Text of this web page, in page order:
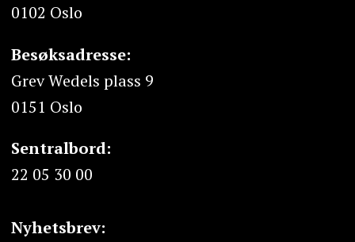
0102 Oslo
Besøksadresse:
Grev Wedels plass 9
0151 Oslo
Sentralbord:
22 05 30 00
Nyhetsbrev: